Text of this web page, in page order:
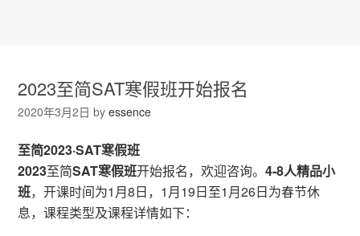
2023至简SAT寒假班开始报名
2020年3月2日 byessence
至简2023·SAT寒假班
2023至简SAT寒假班开始报名，欢迎咨询。4-8人精品小
班，开课时间为1月8日，1月19日至1月26日为春节休
息，课程类型及课程详情如下：